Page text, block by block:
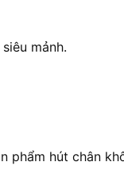
mảnh.
phẩm hút chân